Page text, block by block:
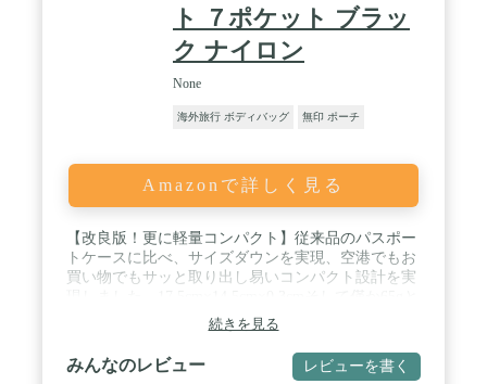
ト ７ポケット ブラッ
ク ナイロン
None
海外旅行 ボディバッグ 無印 ポーチ
Amazonで詳しく見る
【改良版！更に軽量コンパクト】従来品のパスポー
トケースに比べ、サイズダウンを実現、空港でもお
買い物でもサッと取り出し易いコンパクト設計を実
最軽量！！携行に更におしゃれに便利になりました
☆ / 【更に強化！スキミング防止機能】ICカード情
報等の不正読み取り被害防止のために、専門家によ
り厳選された高機能性スキミング防止素材のみを内
続きを見る
みんなのレビュー レビューを書く